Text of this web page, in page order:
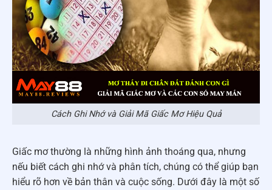
Cách Ghi Nhớ và Giải Mã Giấc Mơ Hiệu Quả
Giấc mơ thường là những hình ảnh thoáng qua, nhưng
nếu biết cách ghi nhớ và phân tích, chúng có thể giúp bạn
hiểu rõ hơn về bản thân và cuộc sống. Dưới đây là một số